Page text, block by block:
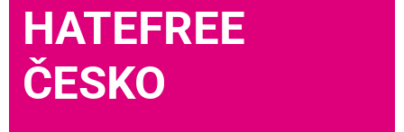
HATEFREE
ČESKO